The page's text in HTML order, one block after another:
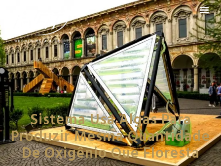
Sistema Usa Algas Para
Produzir Mesma Quantidade
De Oxigênio Que Floresta